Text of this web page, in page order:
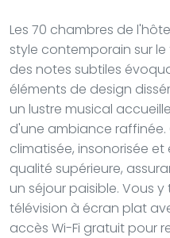
Les 70 chambres de
style contemporain sur
des notes subtiles
éléments de design
un lustre musical
d'une ambiance
climatisée, insonorisée
qualité supérieure,
un séjour paisible. Vous
télévision à écran plat
accès Wi-Fi gratuit pour